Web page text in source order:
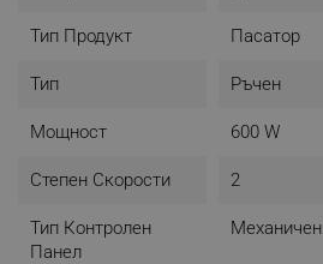
Тип Продукт Пасатор
Тип Ръчен
Мощност 600 W
Степен Скорости 2
Тип Контролен
Панел
Механичен